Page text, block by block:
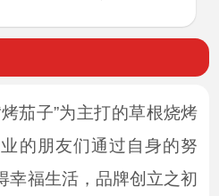
茄子”为主打的草根烧烤
的朋友们通过自身的努
幸福生活，品牌创立之初